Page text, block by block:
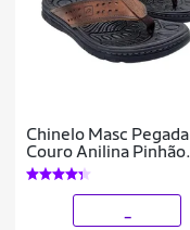
Chinelo Masc Pegada
Couro Anilina Pinhão
134202-01